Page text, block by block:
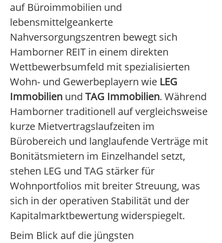
auf Büroimmobilien und
lebensmittelgeankerte
Nahversorgungszentren bewegt sich
Hamborner REIT in einem direkten
Wettbewerbsumfeld mit spezialisierten
Wohn- und Gewerbeplayern wie LEG
Immobilien und TAG Immobilien. Während
Hamborner traditionell auf vergleichsweise
kurze Mietvertragslaufzeiten im
Bürobereich und langlaufende Verträge mit
Bonitätsmietern im Einzelhandel setzt,
stehen LEG und TAG stärker für
Wohnportfolios mit breiter Streuung, was
sich in der operativen Stabilität und der
Kapitalmarktbewertung widerspiegelt.
Beim Blick auf die jüngsten